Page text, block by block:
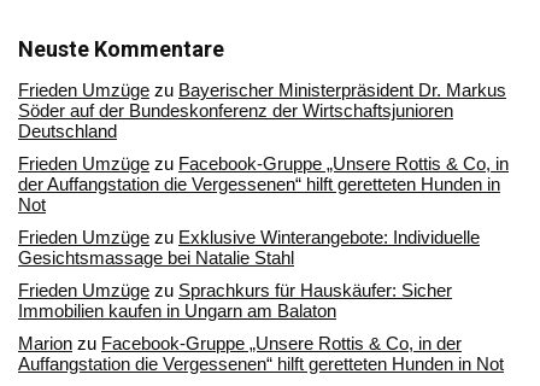
Archiv
Neuste Kommentare
Frieden Umzüge zu Bayerischer Ministerpräsident Dr. Markus
Söder auf der Bundeskonferenz der Wirtschaftsjunioren
Deutschland
Frieden Umzüge zu Facebook-Gruppe „Unsere Rottis & Co, in
der Auffangstation die Vergessenen“ hilft geretteten Hunden in
Not
Frieden Umzüge zu Exklusive Winterangebote: Individuelle
Gesichtsmassage bei Natalie Stahl
Frieden Umzüge zu Sprachkurs für Hauskäufer: Sicher
Immobilien kaufen in Ungarn am Balaton
Marion zu Facebook-Gruppe „Unsere Rottis & Co, in der
Auffangstation die Vergessenen“ hilft geretteten Hunden in Not